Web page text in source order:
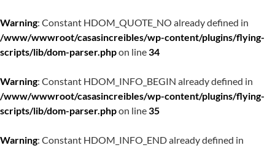
Warning: Constant HDOM_QUOTE_NO already defined in
/www/wwwroot/casasincreibles/wp-content/plugins/flying-
scripts/lib/dom-parser.phpon line34
Warning: Constant HDOM_INFO_BEGIN already defined in
/www/wwwroot/casasincreibles/wp-content/plugins/flying-
scripts/lib/dom-parser.phpon line35
Warning: Constant HDOM_INFO_END already defined in